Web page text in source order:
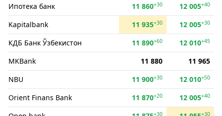
Ипотека банк 11 860+30 12 005+40
Kapitalbank 11 935+30 12 005+30
КДБ Банк Ўзбекистон 11 890+60 12 010+45
MKBank 11 880
11 965
NBU
11 900+30 12 010+50
Orient Finans Bank 11 870+20 12 005+40
+30 +30